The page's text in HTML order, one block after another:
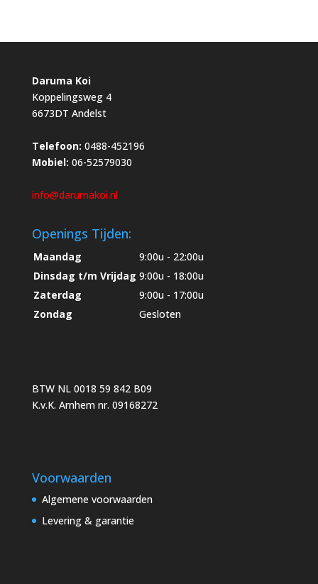
Daruma Koi
Koppelingsweg 4
6673DT Andelst
Telefoon: 0488-452196
Mobiel: 06-52579030
info@darumakoi.nl
Openings Tijden:
Maandag
9:00u - 22:00u
Dinsdag t/m Vrijdag 9:00u - 18:00u
Zaterdag
9:00u - 17:00u
Zondag
Gesloten
BTW NL 0018 59 842 B09
K.v.K. Arnhem nr. 09168272
Voorwaarden
Algemene voorwaarden
Levering & garantie